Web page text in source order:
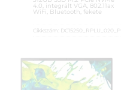
4.0, integrált VGA, 802.11ax
WiFi, Bluetooth, fekete
Cikkszám: DC15250_RPLU_020_P
Gyártó:Dell
Garanciaidő:36 hónap
ÁFA:
27%